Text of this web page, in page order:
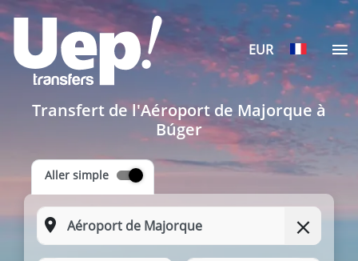
EUR
Transfert de l'Aéroport de Majorque à
Búger
Aller simple